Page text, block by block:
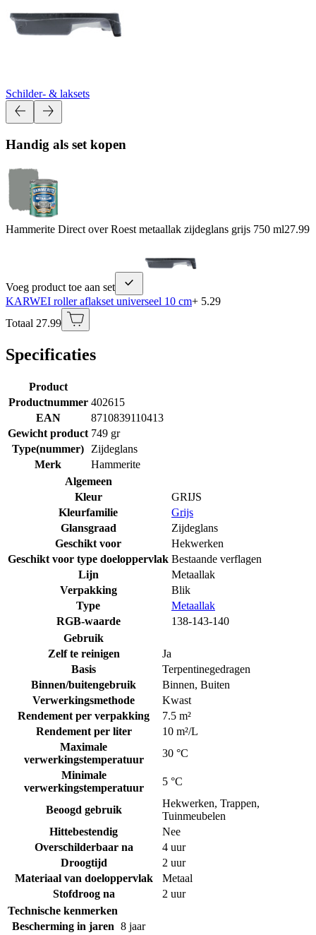
Schilder- & laksets
Handig als set kopen
Hammerite Direct over Roest metaallak zijdeglans grijs 750 ml27.99
Voeg product toe aan set
KARWEI roller aflakset universeel 10 cm+ 5.29
Totaal 27.99
Specificaties
Product
Productnummer 402615
EAN
8710839110413
Gewicht product 749 gr
Type(nummer)
Zijdeglans
Merk
Hammerite
Algemeen
Kleur
GRIJS
Kleurfamilie
Grijs
Glansgraad
Zijdeglans
Geschikt voor
Hekwerken
Geschikt voor type doeloppervlak Bestaande verflagen
Lijn
Metaallak
Verpakking
Blik
Type
Metaallak
RGB-waarde
138-143-140
Gebruik
Zelf te reinigen
Ja
Basis
Terpentinegedragen
Binnen/buitengebruik
Binnen, Buiten
Verwerkingsmethode
Kwast
Rendement per verpakking
7.5 m²
Rendement per liter
10 m²/L
Maximale
verwerkingstemperatuur
30 °C
Minimale
verwerkingstemperatuur
5 °C
Beoogd gebruik
Hekwerken, Trappen,
Tuinmeubelen
Hittebestendig
Nee
Overschilderbaar na
4 uur
Droogtijd
2 uur
Materiaal van doeloppervlak
Metaal
Stofdroog na
2 uur
Technische kenmerken
Bescherming in jaren 8 jaar